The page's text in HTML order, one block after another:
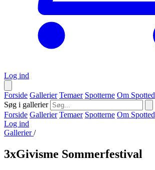
Log ind
Forside Gallerier Temaer Spotterne Om Spotted
Søg i gallerier
Forside Gallerier Temaer Spotterne Om Spotted
Log ind
Gallerier/
3xGivisme Sommerfestival